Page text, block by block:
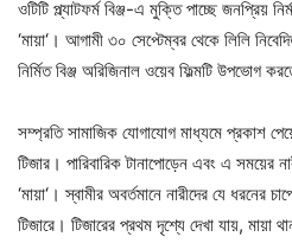
ওটিটি প্ল্যাটফর্ম বিঞ্জ-এ মুক্তি পাচ্ছে জনপ্রিয়
‘মায়া‘। আগামী ৩০ সেপ্টেম্বর থেকে লিলি
নির্মিত বিঞ্জ অরিজিনাল ওয়েব ফিল্মটি উপভোগ
সম্প্রতি সামাজিক যোগাযোগ মাধ্যমে প্রকাশ
টিজার। পারিবারিক টানাপোড়েন এবং এ সময়ের
‘মায়া‘। স্বামীর অবর্তমানে নারীদের যে ধরনের
টিজারে। টিজারের প্রথম দৃশ্যে দেখা যায়,